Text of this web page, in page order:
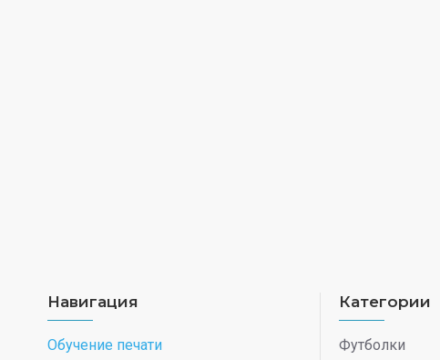
Навигация
Обучение печати
Категории
Футболки